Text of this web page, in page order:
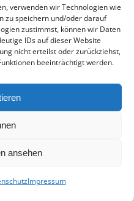
verwenden wir Technologien wie
zu speichern und/oder darauf
zustimmst, können wir Daten
IDs auf dieser Website
nicht erteilst oder zurückziehst,
beeinträchtigt werden.
ansehen
Impressum
zu erlernen, sondern
verbessern!
Created for free using